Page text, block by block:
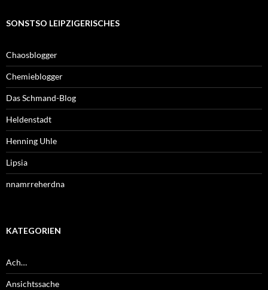
SONSTSO LEIPZIGERISCHES
Chaosblogger
Chemieblogger
Das Schmand-Blog
Heldenstadt
Henning Uhle
Lipsia
nnamrreherdna
KATEGORIEN
Ach…
Ansichtssache